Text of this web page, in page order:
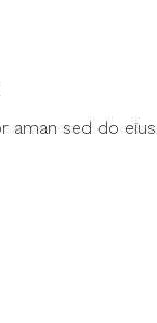
aman sed do